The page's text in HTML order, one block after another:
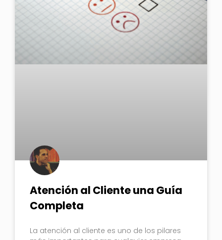
Atención al Cliente una Guía
Completa
La atención al cliente es uno de los pilares